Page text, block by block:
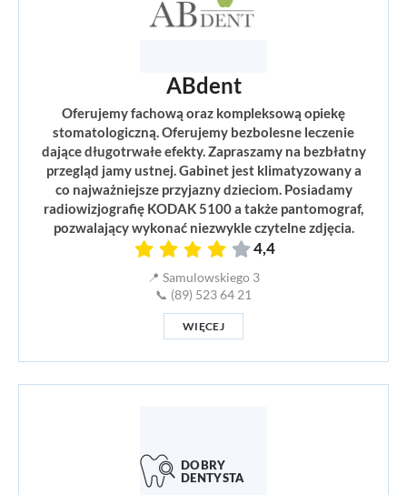
ABdent
Oferujemy fachową oraz kompleksową opiekę
stomatologiczną. Oferujemy bezbolesne leczenie
dające długotrwałe efekty. Zapraszamy na bezbłatny
przegląd jamy ustnej. Gabinet jest klimatyzowany a
co najważniejsze przyjazny dzieciom. Posiadamy
radiowizjografię KODAK 5100 a także pantomograf,
pozwalający wykonać niezwykle czytelne zdjęcia.
4,4
📍 Samulowskiego 3
📞 (89) 523 64 21
WIĘCEJ